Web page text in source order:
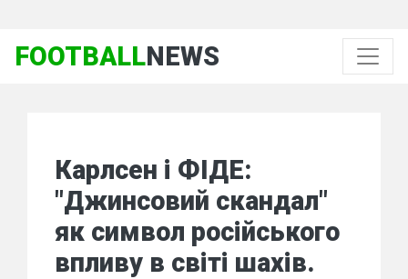
FOOTBALLNEWS
Карлсен і ФІДЕ:
"Джинсовий скандал"
як символ російського
впливу в світі шахів.